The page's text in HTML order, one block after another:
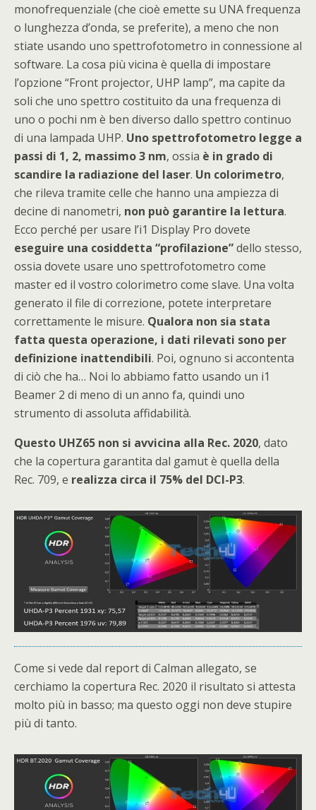
monofrequenziale (che cioè emette su UNA frequenza
o lunghezza d’onda, se preferite), a meno che non
stiate usando uno spettrofotometro in connessione al
software. La cosa più vicina è quella di impostare
l’opzione “Front projector, UHP lamp”, ma capite da
soli che uno spettro costituito da una frequenza di
uno o pochi nm è ben diverso dallo spettro continuo
di una lampada UHP. Uno spettrofotometro legge a
passi di 1, 2, massimo 3 nm, ossia è in grado di
scandire la radiazione del laser. Un colorimetro,
che rileva tramite celle che hanno una ampiezza di
decine di nanometri, non può garantire la lettura.
Ecco perché per usare l’i1 Display Pro dovete
eseguire una cosiddetta “profilazione”dello stesso,
ossia dovete usare uno spettrofotometro come
master ed il vostro colorimetro come slave. Una volta
generato il file di correzione, potete interpretare
correttamente le misure. Qualora non sia stata
fatta questa operazione, i dati rilevati sono per
definizione inattendibili. Poi, ognuno si accontenta
di ciò che ha… Noi lo abbiamo fatto usando un i1
Beamer 2 di meno di un anno fa, quindi uno
strumento di assoluta affidabilità.
Questo UHZ65 non si avvicina alla Rec. 2020, dato
che la copertura garantita dal gamut è quella della
Rec. 709, e realizza circa il 75% del DCI-P3.
Come si vede dal report di Calman allegato, se
cerchiamo la copertura Rec. 2020 il risultato si attesta
molto più in basso; ma questo oggi non deve stupire
più di tanto.